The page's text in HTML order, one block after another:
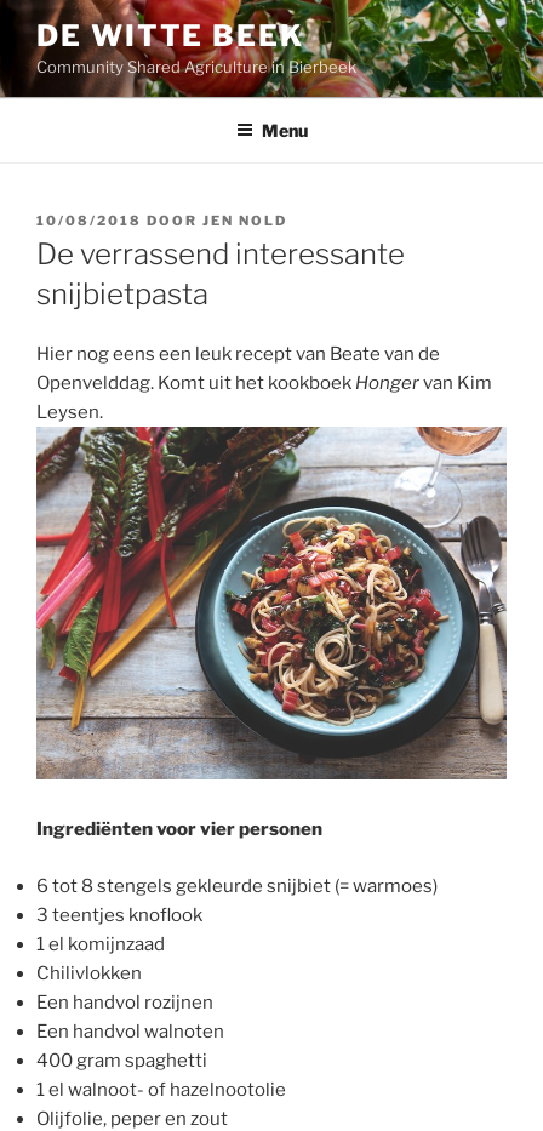
Ga
inhoud
DE WITTE BEEK
Community Shared Agriculture in Bierbeek
Menu
GEPLAATST
OP
10/08/2018 DOOR JEN NOLD
De verrassend interessante
snijbietpasta
Hier nog eens een leuk recept van Beate van de
Openvelddag. Komt uit het kookboek Hongervan Kim
Leysen.
Ingrediënten voor vier personen
6 tot 8 stengels gekleurde snijbiet (= warmoes)
3 teentjes knoflook
1 el komijnzaad
Chilivlokken
Een handvol rozijnen
Een handvol walnoten
400 gram spaghetti
1 el walnoot- of hazelnootolie
Olijfolie, peper en zout